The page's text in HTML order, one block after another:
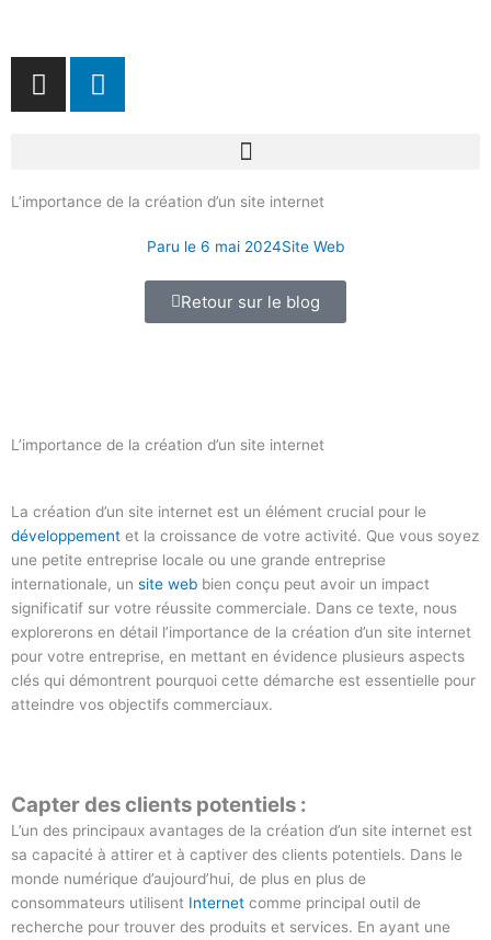
contenu
I
n
g
L
i
d
L’importance de la création d’un site internet
Paru le 6 mai 2024Site Web
Retour sur le blog
L’importance de la création d’un site internet
La création d’un site internet est un élément crucial pour le
développement et la croissance de votre activité. Que vous soyez
une petite entreprise locale ou une grande entreprise
internationale, un site web bien conçu peut avoir un impact
significatif sur votre réussite commerciale. Dans ce texte, nous
explorerons en détail l’importance de la création d’un site internet
pour votre entreprise, en mettant en évidence plusieurs aspects
clés qui démontrent pourquoi cette démarche est essentielle pour
atteindre vos objectifs commerciaux.
Capter des clients potentiels :
L’un des principaux avantages de la création d’un site internet est
sa capacité à attirer et à captiver des clients potentiels. Dans le
monde numérique d’aujourd’hui, de plus en plus de
consommateurs utilisent Internet comme principal outil de
recherche pour trouver des produits et services. En ayant une